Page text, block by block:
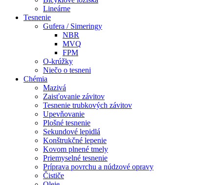
Lineárne
Tesnenie
Gufera / Simeringy
NBR
MVQ
FPM
O-krúžky
Niečo o tesneni
Chémia
Mazivá
Zaisťovanie závitov
Tesnenie trubkových závitov
Upevňovanie
Plošné tesnenie
Sekundové lepidlá
Konštrukčné lepenie
Kovom plnené tmely
Priemyselné tesnenie
Príprava povrchu a núdzové opravy
Čističe